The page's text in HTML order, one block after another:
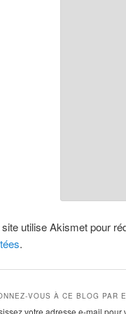
utilise Akismet pour
.
VOUS À CE BLOG PAR